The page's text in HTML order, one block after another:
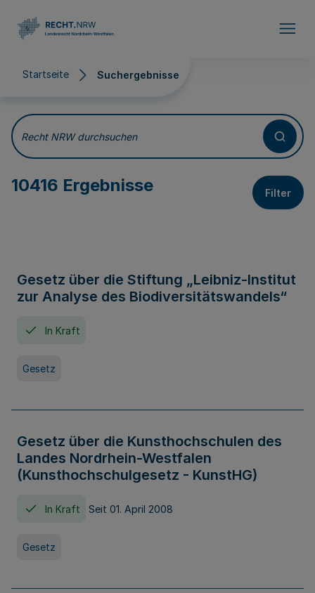
Startseite Suchergebnisse
Suchergebnisse
Recht NRW durchsuchen
10416 Ergebnisse Filter
Gesetz über die Stiftung „Leibniz-Institut
zur Analyse des Biodiversitätswandels“
In Kraft
Gesetz
Gesetz über die Kunsthochschulen des
Landes Nordrhein-Westfalen
(Kunsthochschulgesetz - KunstHG)
In Kraft Seit 01. April 2008
Gesetz